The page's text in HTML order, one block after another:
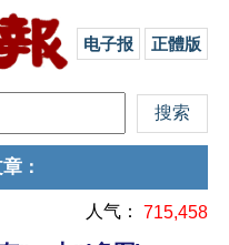
电子报 正體版
：
人气： 715,458